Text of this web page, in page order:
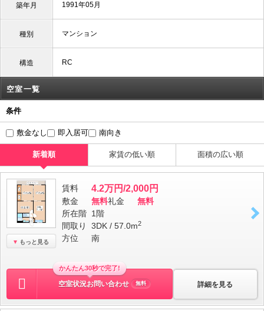
築年月 1991年05月
種別 マンション
構造 RC
空室一覧
条件
敷金なし 即入居可 南向き
新着順 家賃の低い順 面積の広い順
もっと見る
賃料 4.2万円/2,000円
敷金 無料礼金
無料
所在階 1階
間取り
3DK / 57.0m2
方位 南
詳細を見る
かんたん30秒で完了!
空室状況お問い合わせ 無料